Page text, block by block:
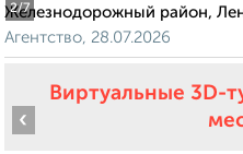
2/7
Железнодорожный район,
Агентство, 28.07.2026
Виртуальные 3D-
‹